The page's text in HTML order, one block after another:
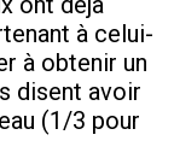
à celui-
à obtenir un
disent avoir
(1/3 pour